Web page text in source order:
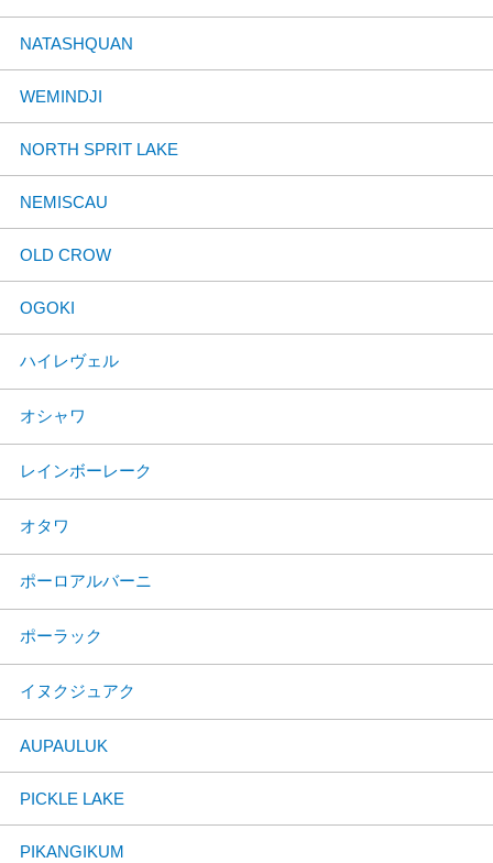
NATASHQUAN
WEMINDJI
NORTH SPRIT LAKE
NEMISCAU
OLD CROW
OGOKI
ハイレヴェル
オシャワ
レインボーレーク
オタワ
ポーロアルバーニ
ポーラック
イヌクジュアク
AUPAULUK
PICKLE LAKE
PIKANGIKUM